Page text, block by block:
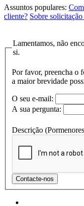
Assuntos populares:
cliente? Sobre
Lamentamos, não
si.
Por favor, preencha o
a maior brevidade
O seu e-mail:
A sua pergunta:
Descrição